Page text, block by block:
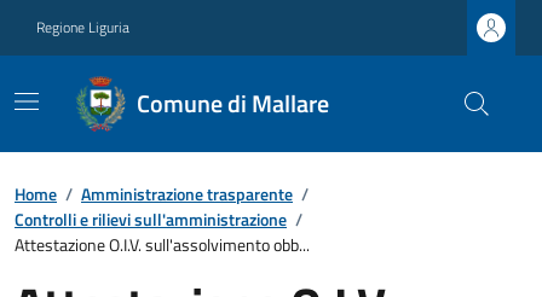
Regione Liguria
Comune di Mallare
Home / Amministrazione trasparente /
Controlli e rilievi sull'amministrazione /
Attestazione O.I.V. sull'assolvimento obb...